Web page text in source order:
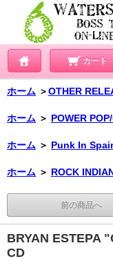
カート
ホーム ＞OTHER
ホーム ＞ POWER
ホーム ＞ Punk In
ホーム ＞ ROCK
前の商品へ
BRYAN ESTEPA
CD